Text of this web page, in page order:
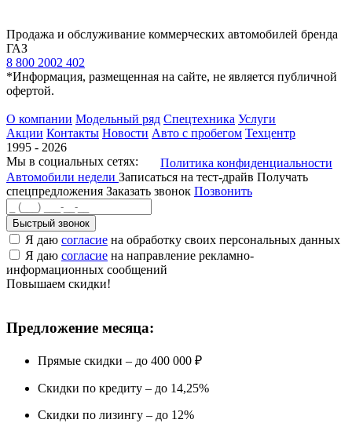
Продажа и обслуживание коммерческих автомобилей бренда
ГАЗ
8 800 2002 402
*Информация, размещенная на сайте, не является публичной
офертой.
О компании Модельный ряд Спецтехника Услуги
Акции Контакты Новости Авто с пробегом Техцентр
1995 - 2026
Мы в социальных сетях:
Политика конфиденциальности
Автомобили недели Записаться на тест-драйв Получать
спецпредложения Заказать звонок Позвонить
Быстрый звонок
Я даю согласие на обработку своих персональных данных
Я даю согласие на направление рекламно-
информационных сообщений
Повышаем скидки!
Предложение месяца:
Прямые скидки – до 400 000 ₽
Скидки по кредиту – до 14,25%
Скидки по лизингу – до 12%